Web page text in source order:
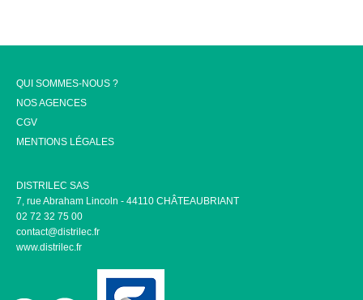
QUI SOMMES-NOUS ?
NOS AGENCES
CGV
MENTIONS LÉGALES
DISTRILEC SAS
7, rue Abraham Lincoln - 44110 CHÂTEAUBRIANT
02 72 32 75 00
contact@distrilec.fr
www.distrilec.fr